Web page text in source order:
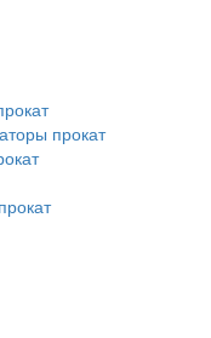
прокат